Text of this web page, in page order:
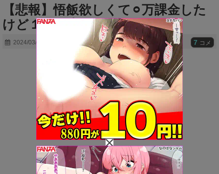
【悲報】悟飯欲しくて⚪︎万課金した
けど１体も出なかった・・・。
2024/03/07 7 コメ